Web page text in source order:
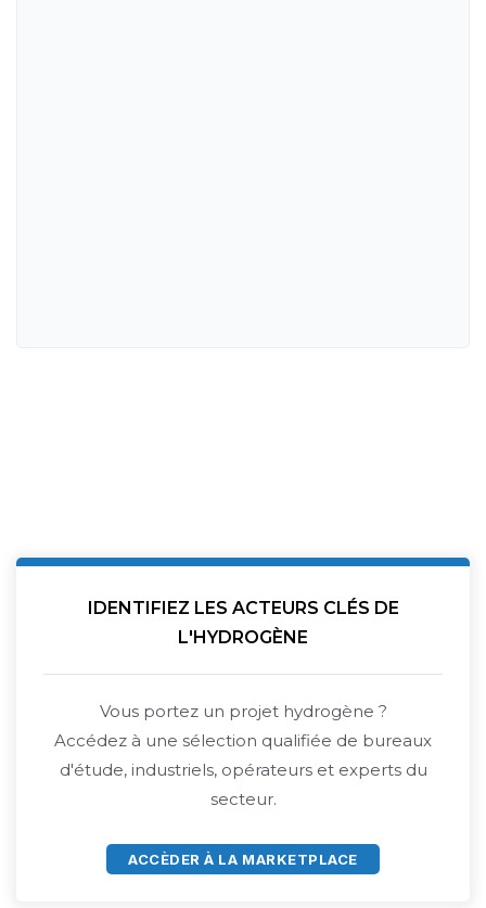
IDENTIFIEZ LES ACTEURS CLÉS DE
L'HYDROGÈNE
Vous portez un projet hydrogène ?
Accédez à une sélection qualifiée de bureaux
d'étude, industriels, opérateurs et experts du
secteur.
ACCÈDER À LA MARKETPLACE